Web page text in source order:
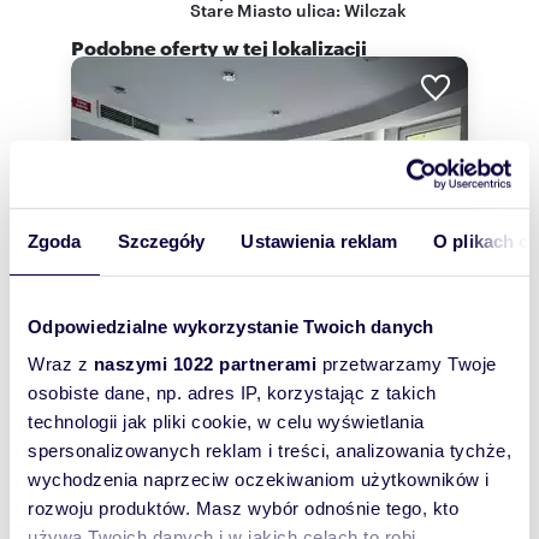
Zgoda Szczegóły Ustawienia reklam O plikach
Odpowiedzialne wykorzystanie Twoich danych
Wraz z naszymi 1022 partnerami przetwarzamy Twoje
osobiste dane, np. adres IP, korzystając z takich
technologii jak pliki cookie, w celu wyświetlania
spersonalizowanych reklam i treści, analizowania tychże,
wychodzenia naprzeciw oczekiwaniom użytkowników i
rozwoju produktów. Masz wybór odnośnie tego, kto
Stare Miasto ulica: Wilczak
Podobne oferty w tej lokalizacji
61,50 m 3 724zł/m
Poznaniu
229 000 zł